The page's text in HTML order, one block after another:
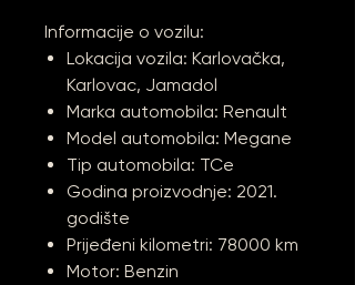
Informacije o vozilu:
Lokacija vozila: Karlovačka,
Karlovac, Jamadol
Marka automobila: Renault
Model automobila: Megane
Tip automobila: TCe
Godina proizvodnje: 2021.
godište
Prijeđeni kilometri: 78000 km
Motor: Benzin